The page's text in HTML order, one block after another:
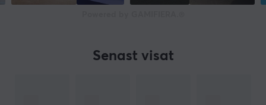
Senast visat